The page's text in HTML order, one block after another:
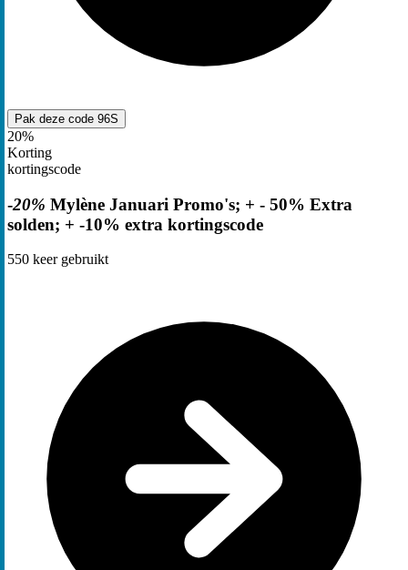
Pak deze code 96S
20%
Korting
kortingscode
-20% Mylène Januari Promo's; + - 50% Extra
solden; + -10% extra kortingscode
550 keer gebruikt